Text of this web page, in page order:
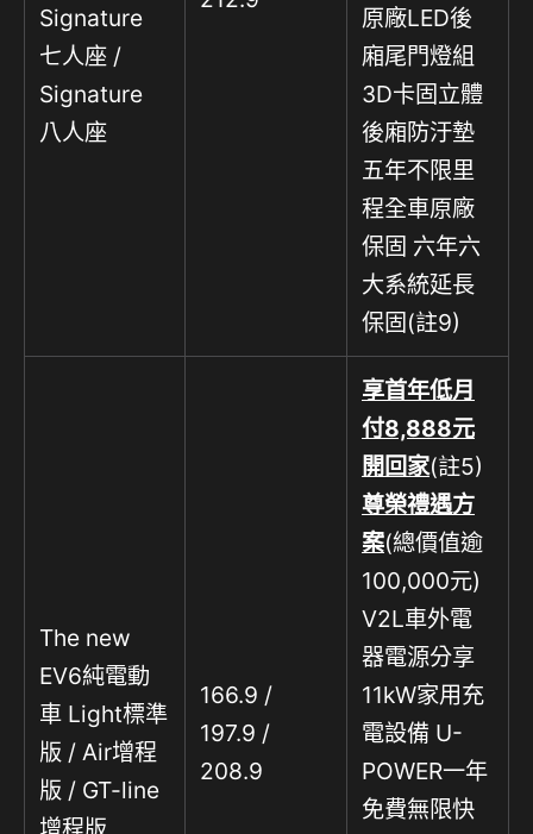
Signature
七人座 /
Signature
八人座
原廠LED後
廂尾門燈組
3D卡固立體
後廂防汙墊
五年不限里
程全車原廠
保固 六年六
大系統延長
保固(註9)
The new
EV6純電動
車 Light標準
版 / Air增程
版 / GT-line
166.9 /
197.9 /
208.9
享首年低月
付8,888元
開回家(註5)
尊榮禮遇方
案(總價值逾
100,000元)
V2L車外電
器電源分享
11kW家用充
電設備 U-
POWER一年
免費無限快